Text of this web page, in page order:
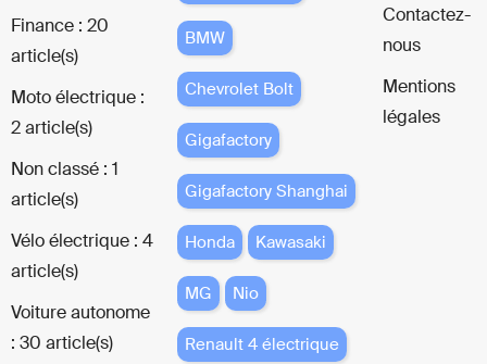
Finance : 20
article(s)
Moto électrique :
2 article(s)
Non classé : 1
article(s)
Vélo électrique : 4
article(s)
Voiture autonome
: 30 article(s)
BMW
Chevrolet Bolt
Gigafactory
Gigafactory Shanghai
Honda Kawasaki
MG Nio
Renault 4 électrique
Contactez-
nous
Mentions
légales